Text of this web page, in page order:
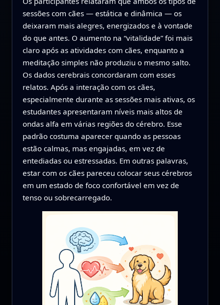
sessões com cães — estática e dinâmica — os
deixaram mais alegres, energizados e à vontade
do que antes. O aumento na “vitalidade” foi mais
claro após as atividades com cães, enquanto a
meditação simples não produziu o mesmo salto.
Os dados cerebrais concordaram com esses
relatos. Após a interação com os cães,
especialmente durante as sessões mais ativas, os
estudantes apresentaram níveis mais altos de
ondas alfa em várias regiões do cérebro. Esse
padrão costuma aparecer quando as pessoas
estão calmas, mas engajadas, em vez de
entediadas ou estressadas. Em outras palavras,
estar com os cães pareceu colocar seus cérebros
em um estado de foco confortável em vez de
tenso ou sobrecarregado.